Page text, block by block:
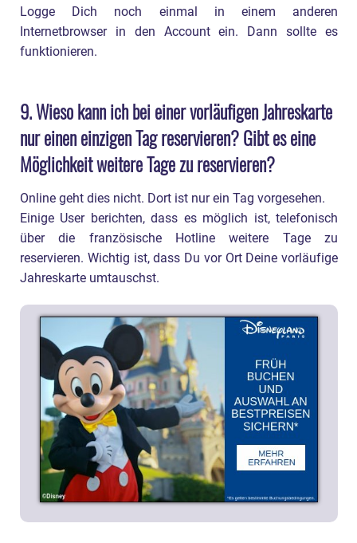
Logge Dich noch einmal in einem anderen
Internetbrowser in den Account ein. Dann sollte es
funktionieren.
9. Wieso kann ich bei einer vorläufigen Jahreskarte
nur einen einzigen Tag reservieren? Gibt es eine
Möglichkeit weitere Tage zu reservieren?
Online geht dies nicht. Dort ist nur ein Tag vorgesehen.
Einige User berichten, dass es möglich ist, telefonisch
über die französische Hotline weitere Tage zu
reservieren. Wichtig ist, dass Du vor Ort Deine vorläufige
Jahreskarte umtauschst.